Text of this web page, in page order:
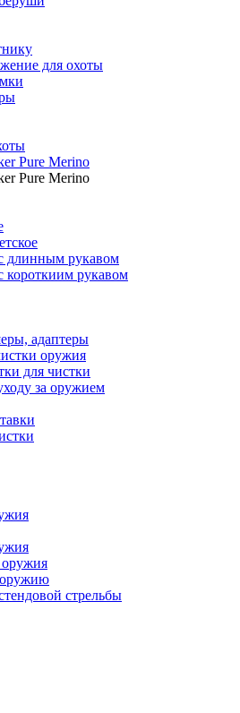
для охоты
Pure Merino
Pure Merino
длинным рукавом
короткиим рукавом
адаптеры
оружия
для чистки
за оружием
стрельбы